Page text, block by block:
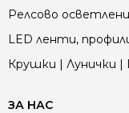
Релсово
LED ленти,
Крушки | Лунички |
ЗА НАС